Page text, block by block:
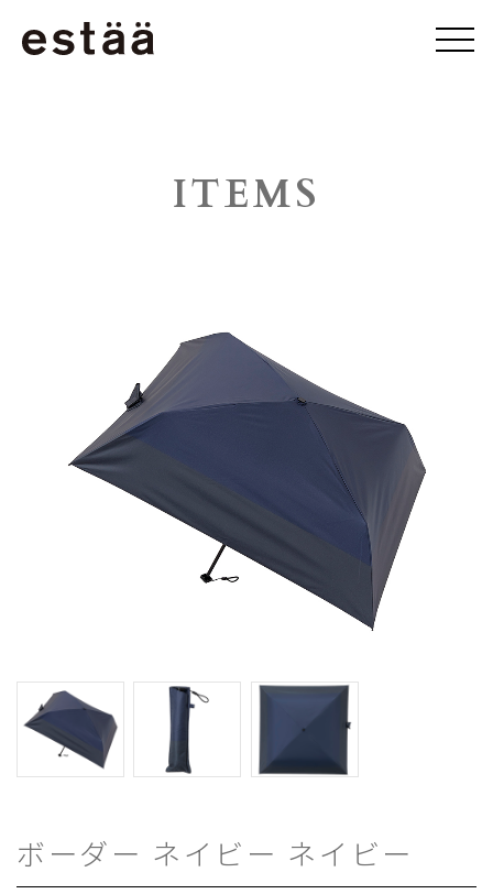
ITEMS
ボーダー ネイビー ネイビー